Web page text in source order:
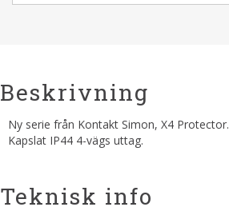
Beskrivning
Ny serie från Kontakt Simon, X4 Protector.
Kapslat IP44 4-vägs uttag.
Teknisk info